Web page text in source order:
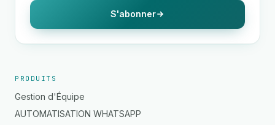
S'abonner
PRODUITS
Gestion d'Équipe
AUTOMATISATION WHATSAPP